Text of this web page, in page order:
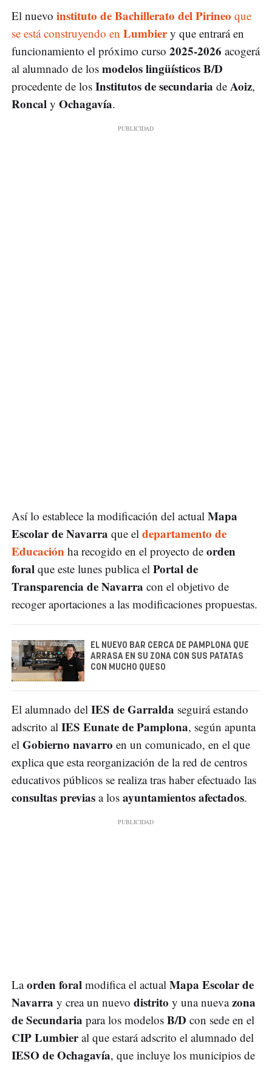
El nuevo instituto de Bachillerato del Pirineo que
se está construyendo en Lumbiery que entrará en
funcionamiento el próximo curso 2025-2026 acogerá
al alumnado de los modelos lingüísticos B/D
procedente de los Institutos de secundaria de Aoiz,
Roncal y Ochagavía.
Así lo establece la modificación del actual Mapa
Escolar de Navarra que el departamento de
Educación ha recogido en el proyecto de orden
foral que este lunes publica el Portal de
Transparencia de Navarra con el objetivo de
recoger aportaciones a las modificaciones propuestas.
EL NUEVO BAR CERCA DE PAMPLONA QUE
ARRASA EN SU ZONA CON SUS PATATAS
CON MUCHO QUESO
El alumnado del IES de Garralda seguirá estando
adscrito al IES Eunate de Pamplona, según apunta
el Gobierno navarro en un comunicado, en el que
explica que esta reorganización de la red de centros
educativos públicos se realiza tras haber efectuado las
consultas previas a los ayuntamientos afectados.
Laorden foral modifica el actual Mapa Escolar de
Navarra y crea un nuevo distrito y una nuevazona
de Secundaria para los modelos B/D con sede en el
CIP Lumbieral que estará adscrito el alumnado del
IESO de Ochagavía, que incluye los municipios de